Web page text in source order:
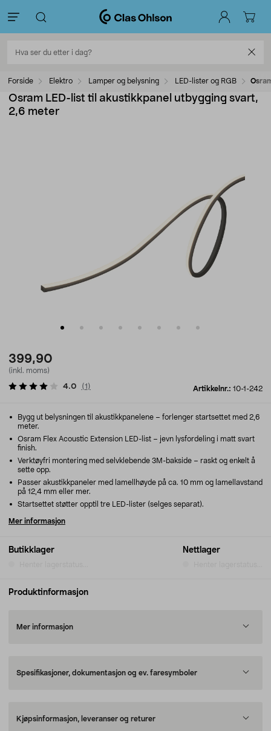
Forside Elektro Lamper og belysning LED-lister og RGB
Osram LED-list til akustikkpanel utbygging svart,
2,6 meter
399,90
(inkl. moms)
Artikkelnr.: 10-1-242
4.0 (1 )
Butikklager Nettlager
Bygg ut belysningen til akustikkpanelene – forlenger startsettet med 2,6
meter.
Osram Flex Acoustic Extension LED-list – jevn lysfordeling i matt svart
finish.
Verktøyfri montering med selvklebende 3M-bakside – raskt og enkelt å
sette opp.
Passer akustikkpaneler med lamellhøyde på ca. 10 mm og lamellavstand
på 12,4 mm eller mer.
Startsettet støtter opptil tre LED-lister (selges separat).
Mer informasjon
Produktinformasjon
Mer informasjon
Spesifikasjoner, dokumentasjon og ev. faresymboler
Kjøpsinformasjon, leveranser og returer